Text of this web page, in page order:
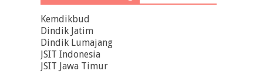
Kemdikbud
Dindik Jatim
Dindik Lumajang
JSIT Indonesia
JSIT Jawa Timur